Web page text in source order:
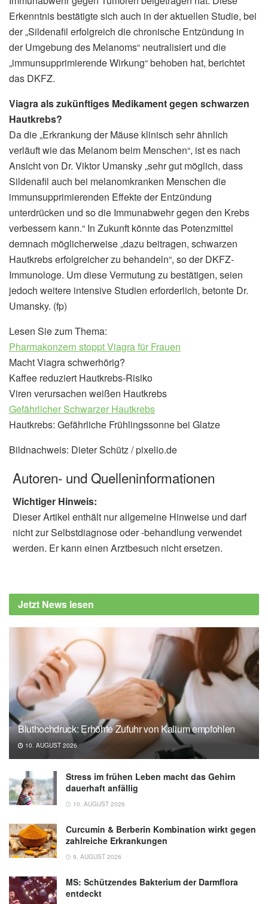
Erkenntnis bestätigte sich auch in der aktuellen Studie, bei
der „Sildenafil erfolgreich die chronische Entzündung in
der Umgebung des Melanoms“ neutralisiert und die
„immunsupprimierende Wirkung“ behoben hat, berichtet
das DKFZ.
Viagra als zukünftiges Medikament gegen schwarzen
Hautkrebs?
Da die „Erkrankung der Mäuse klinisch sehr ähnlich
verläuft wie das Melanom beim Menschen“, ist es nach
Ansicht von Dr. Viktor Umansky „sehr gut möglich, dass
Sildenafil auch bei melanomkranken Menschen die
immunsupprimierenden Effekte der Entzündung
unterdrücken und so die Immunabwehr gegen den Krebs
verbessern kann.“ In Zukunft könnte das Potenzmittel
demnach möglicherweise „dazu beitragen, schwarzen
Hautkrebs erfolgreicher zu behandeln“, so der DKFZ-
Immunologe. Um diese Vermutung zu bestätigen, seien
jedoch weitere intensive Studien erforderlich, betonte Dr.
Umansky. (fp)
Lesen Sie zum Thema:
Pharmakonzern stoppt Viagra für Frauen
Macht Viagra schwerhörig?
Kaffee reduziert Hautkrebs-Risiko
Viren verursachen weißen Hautkrebs
Gefährlicher Schwarzer Hautkrebs
Hautkrebs: Gefährliche Frühlingssonne bei Glatze
Bildnachweis: Dieter Schütz / pixelio.de
Autoren- und Quelleninformationen
Wichtiger Hinweis:
Dieser Artikel enthält nur allgemeine Hinweise und darf
nicht zur Selbstdiagnose oder -behandlung verwendet
werden. Er kann einen Arztbesuch nicht ersetzen.
Jetzt News lesen
Bluthochdruck: Erhöhte Zufuhr von Kalium empfohlen
10. AUGUST 2026
Stress im frühen Leben macht das Gehirn
dauerhaft anfällig
10. AUGUST 2026
Curcumin & Berberin Kombination wirkt gegen
zahlreiche Erkrankungen
9. AUGUST 2026
MS: Schützendes Bakterium der Darmflora
entdeckt